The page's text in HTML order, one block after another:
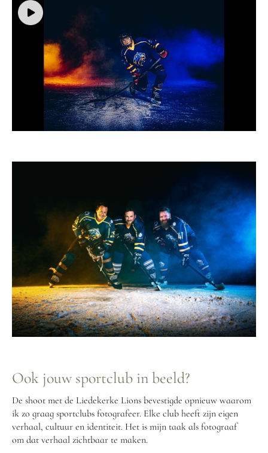
Ook jouw sportclub in beeld?
De shoot met de Liedekerke Lions bevestigde opnieuw waarom
ik zo graag sportclubs fotografeer. Elke club heeft zijn eigen
verhaal, cultuur en identiteit. Het is mijn taak als fotograaf
om dat verhaal zichtbaar te maken.